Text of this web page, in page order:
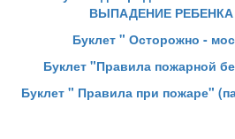
ВЫПАДЕНИЕ
Буклет " Осторожно -
Буклет "Правила пожарной
Буклет " Правила при пожаре"